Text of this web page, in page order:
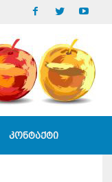
კონტაქტი